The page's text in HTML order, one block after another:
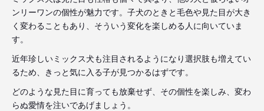
ンリーワンの個性が魅力です。子犬のときと毛色や見た目が大き
く変わることもあり、そういう変化を楽しめる人に向いていま
す。
近年珍しいミックス犬も注目されるようになり選択肢も増えてい
るため、きっと気に入る子が見つかるはずです。
どのような見た目に育っても放棄せず、その個性を楽しみ、変わ
らぬ愛情を注いであげましょう。